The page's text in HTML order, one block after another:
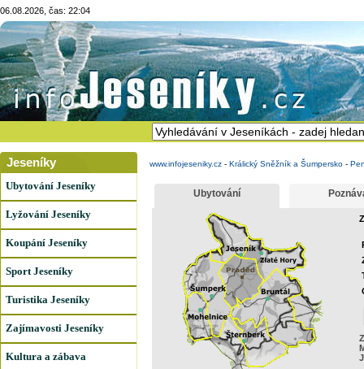
06.08.2026, čas: 22:04
Jeseníky
Ubytování Jeseníky
Lyžování Jeseníky
Koupání Jeseníky
Sport Jeseníky
Turistika Jeseníky
Zajímavosti Jeseníky
Kultura a zábava
www.infojeseniky.cz - Králický Sněžník a Šumpersko -
Ubytování